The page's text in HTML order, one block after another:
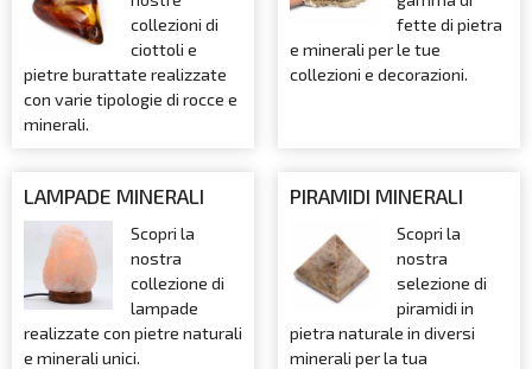
collezioni di
ciottoli e
pietre burattate realizzate
con varie tipologie di rocce e
minerali.
fette di pietra
e minerali per le tue
collezioni e decorazioni.
LAMPADE MINERALI
Scopri la
nostra
collezione di
lampade
realizzate con pietre naturali
e minerali unici.
PIRAMIDI MINERALI
Scopri la
nostra
selezione di
piramidi in
pietra naturale in diversi
minerali per la tua